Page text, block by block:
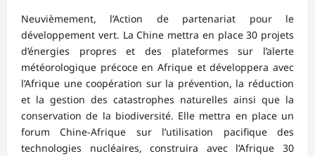
Neuvièmement, l’Action de partenariat pour le
développement vert. La Chine mettra en place 30 projets
d’énergies propres et des plateformes sur l’alerte
météorologique précoce en Afrique et développera avec
l’Afrique une coopération sur la prévention, la réduction
et la gestion des catastrophes naturelles ainsi que la
conservation de la biodiversité. Elle mettra en place un
forum Chine-Afrique sur l’utilisation pacifique des
technologies nucléaires, construira avec l’Afrique 30